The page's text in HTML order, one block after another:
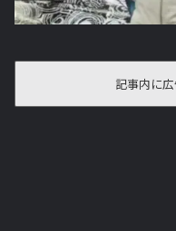
記事内に広